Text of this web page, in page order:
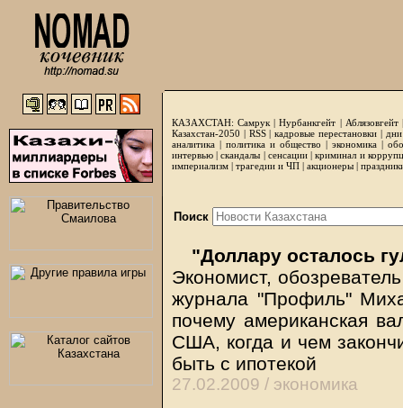
КАЗАХСТАН: Самрук |Нурбанкгейт | Аблязовгейт
Казахстан-2050 | RSS|кадровые перестановки|
аналитика | политика и общество | экономика |
интервью |скандалы | сенсации|криминал и
империализм | трагедии и ЧП | акционеры |
Поиск
"Доллару осталось
Экономист,
журнала "Профиль"
почему американская
США, когда и чем
быть с ипотекой
27.02.2009 / экономика